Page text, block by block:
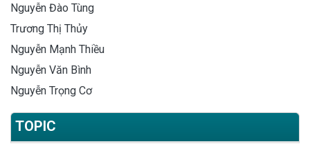
Nguyễn Đào Tùng
Trương Thị Thủy
Nguyễn Mạnh Thiều
Nguyễn Văn Bình
Nguyễn Trọng Cơ
TOPIC